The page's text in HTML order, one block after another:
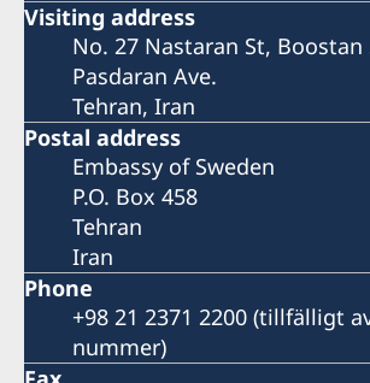
Visiting address
No. 27 Nastaran St, Boostan
Pasdaran Ave.
Tehran, Iran
Postal address
Embassy of Sweden
P.O. Box 458
Tehran
Iran
Phone
+98 21 2371 2200 (tillfälligt
nummer)